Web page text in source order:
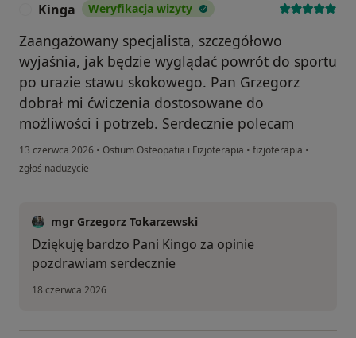
Kinga Weryfikacja wizyty
Zaangażowany specjalista, szczegółowo
wyjaśnia, jak będzie wyglądać powrót do sportu
po urazie stawu skokowego. Pan Grzegorz
dobrał mi ćwiczenia dostosowane do
możliwości i potrzeb. Serdecznie polecam
13 czerwca 2026 • Ostium Osteopatia i Fizjoterapia • fizjoterapia •
w opinii użytkownika Kinga
zgłoś nadużycie
mgr Grzegorz Tokarzewski
Dziękuję bardzo Pani Kingo za opinie
pozdrawiam serdecznie
18 czerwca 2026